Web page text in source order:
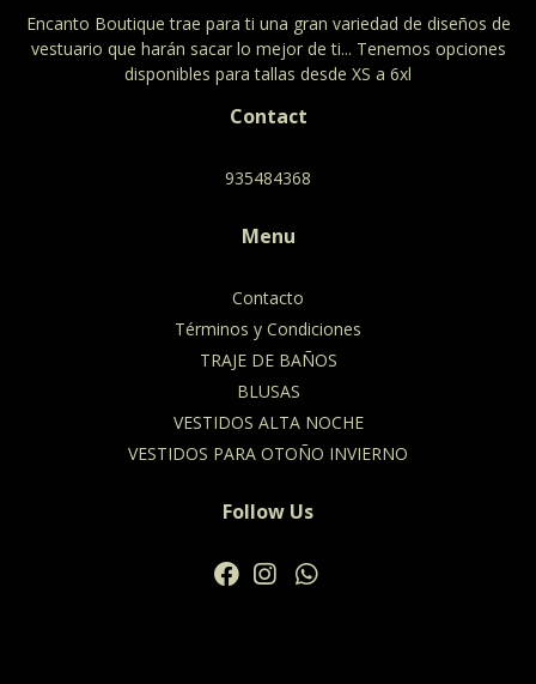
Encanto Boutique trae para ti una gran variedad de diseños de
vestuario que harán sacar lo mejor de ti... Tenemos opciones
disponibles para tallas desde XS a 6xl
Contact
935484368
Menu
Contacto
Términos y Condiciones
TRAJE DE BAÑOS
BLUSAS
VESTIDOS ALTA NOCHE
VESTIDOS PARA OTOÑO INVIERNO
Follow Us